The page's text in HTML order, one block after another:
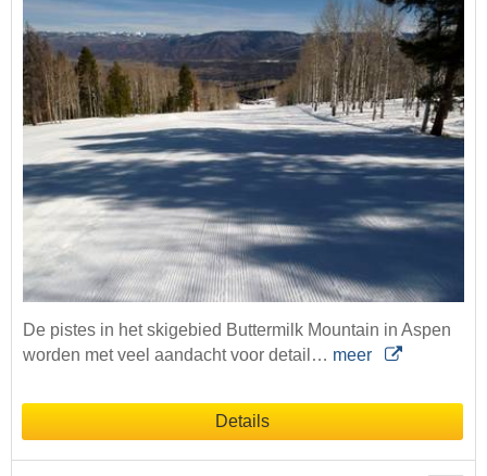
De pistes in het skigebied Buttermilk Mountain in Aspen
worden met veel aandacht voor detail… meer
Details